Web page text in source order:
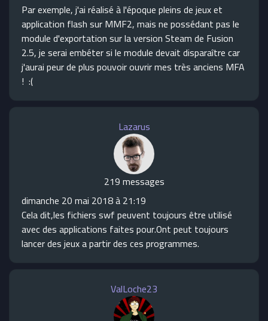
Par exemple, j'ai réalisé à l'époque pleins de jeux et
application flash sur MMF2, mais ne possédant pas le
module d'exportation sur la version Steam de Fusion
2.5, je serai embéter si le module devait disparaître car
j'aurai peur de plus pouvoir ouvrir mes très anciens MFA
! :(
Lazarus
219 messages
dimanche 20 mai 2018 à 21:19
Cela dit,les fichiers swf peuvent toujours être utilisé
avec des applications faites pour.Ont peut toujours
lancer des jeux a partir des ces programmes.
ValLoche23